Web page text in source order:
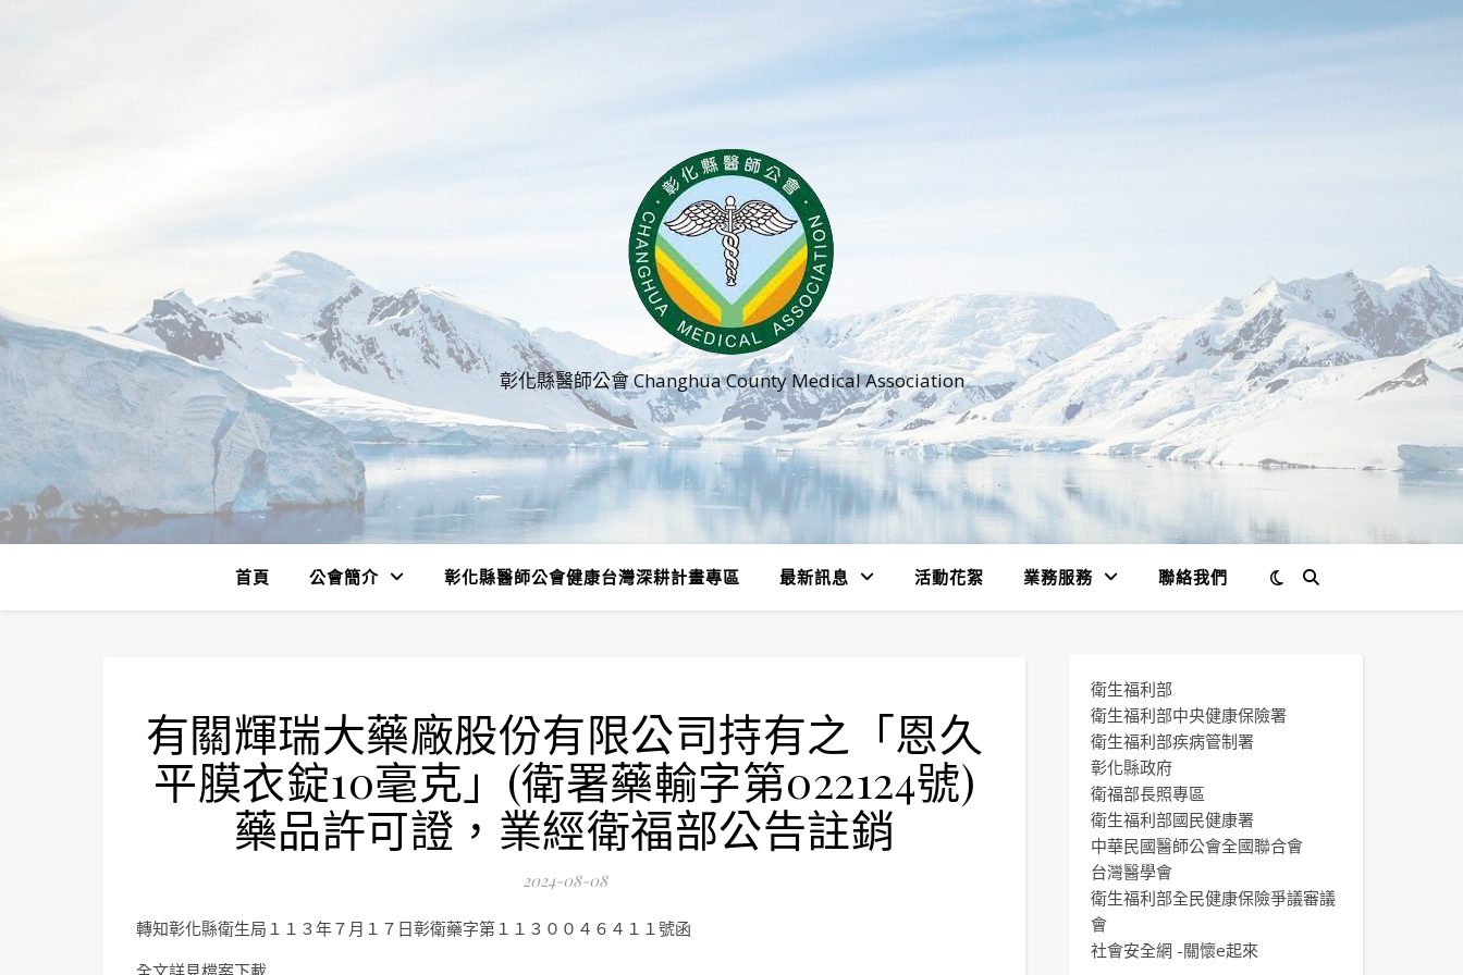
彰化縣醫師公會 Changhua County Medical Association
首頁 公會簡介 彰化縣醫師公會健康台灣深耕計畫專區 最新訊息 活動花絮 業務服務 聯絡我們
有關輝瑞大藥廠股份有限公司持有之「恩久
平膜衣錠10毫克」(衛署藥輸字第022124號)
藥品許可證，業經衛福部公告註銷
2024-08-08
轉知彰化縣衛生局１１３年７月１７日彰衛藥字第１１３００４６４１１號函
全文詳見檔案下載
衛生福利部
衛生福利部中央健康保險署
衛生福利部疾病管制署
彰化縣政府
衛福部長照專區
衛生福利部國民健康署
中華民國醫師公會全國聯合會
台灣醫學會
衛生福利部全民健康保險爭議審議
會
社會安全網 -關懷e起來